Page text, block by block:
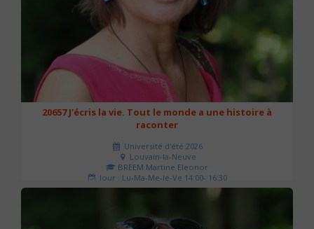
20657 J'écris la vie. Tout le monde a une histoire à
raconter
Université d'été 2026
Louvain-la-Neuve
BREEM Martine Eleonor
Jour : Lu-Ma-Me-Je-Ve 14:00- 16:30
Nombre de séances : 3